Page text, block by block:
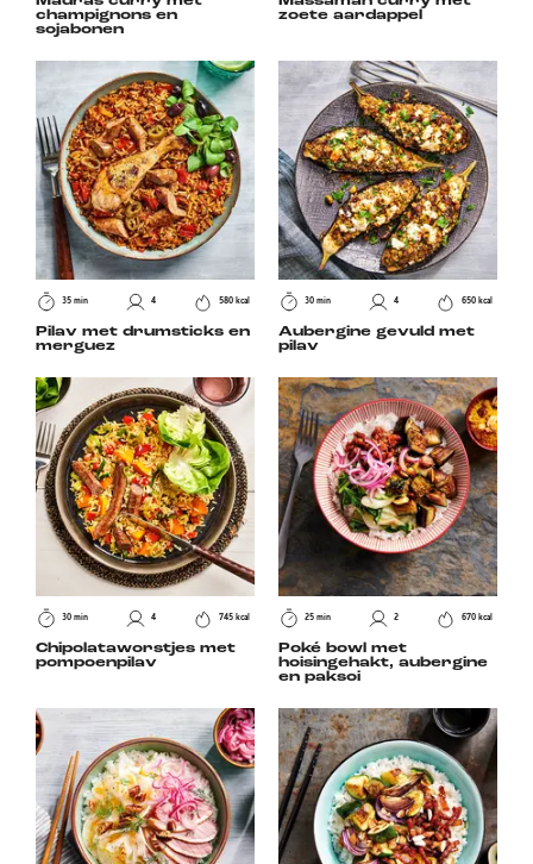
champignons en
sojabonen
zoete aardappel
35 min 4 580 kcal
Pilav met drumsticks en
merguez
30 min 4 650 kcal
Aubergine gevuld met
pilav
30 min 4 745 kcal
Chipolataworstjes met
pompoenpilav
25 min 2 670 kcal
Poké bowl met
hoisingehakt, aubergine
en paksoi